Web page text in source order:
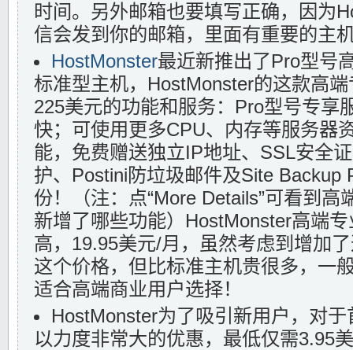
时间。另外邮箱也要填写正确，因为
信会发到你的邮箱，里面有重要的主
HostMonster最近新推出了Pro型号
标准型主机，HostMonster的这款高
225美元的功能和服务：Pro型号专享
快；可使用更多CPU、内存等服务器
能，免费赠送独立IP地址、SSL安全
护、Postini防垃圾邮件及Site Backup
份！（注：点“More Details”可看到高
新增了哪些功能）HostMonster高端
高，19.95美元/月，虽然考虑到增加
这个价格，但比标准主机贵很多，一
适合高端商业用户选择！
HostMonster为了吸引新用户，对
以力度非常大的优惠，最低仅需3.95